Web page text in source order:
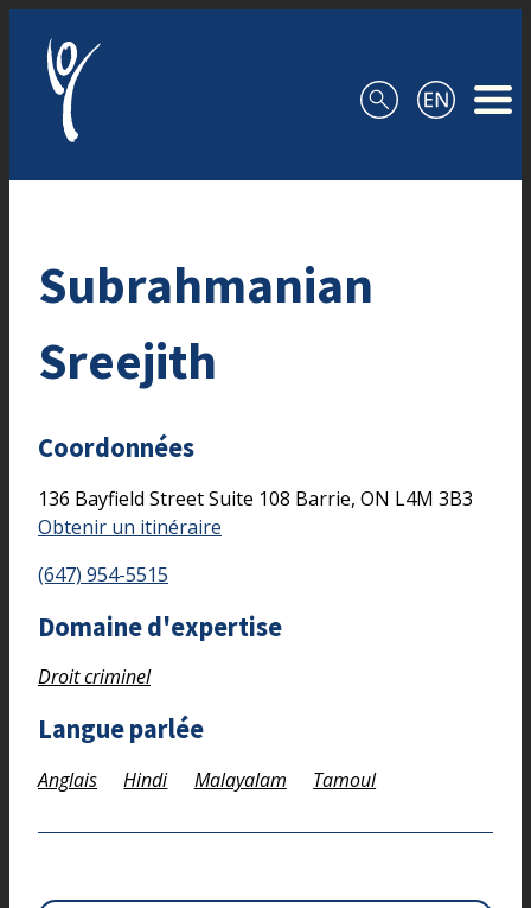
Subrahmanian
Sreejith
Coordonnées
136 Bayfield StreetSuite 108 Barrie, ON L4M 3B3
Obtenir un itinéraire
(647) 954-5515
Domaine d'expertise
Droit criminel
Langue parlée
Anglais Hindi Malayalam Tamoul